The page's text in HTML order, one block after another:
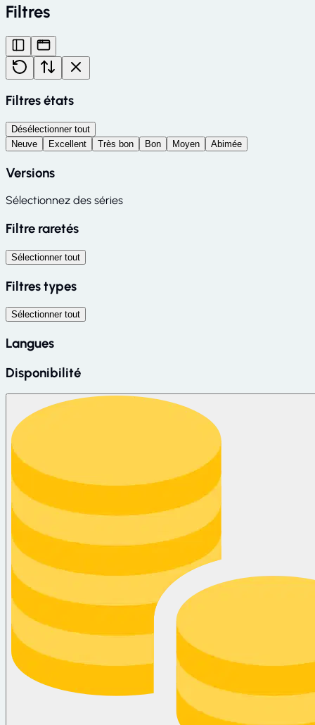
Filtres
Filtres états
Désélectionner tout
Neuve
Excellent Très bon Bon Moyen Abimée
Versions
Sélectionnez des séries
Filtre raretés
Sélectionner tout
Filtres types
Sélectionner tout
Langues
Disponibilité